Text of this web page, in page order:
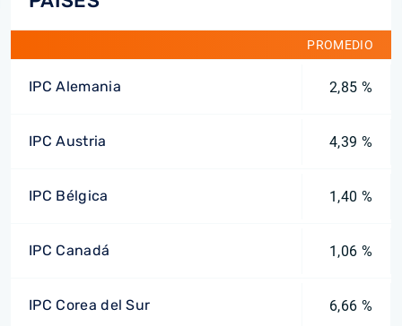
PROMEDIO
IPC Alemania 2,85 %
IPC Austria 4,39 %
IPC Bélgica 1,40 %
IPC Canadá 1,06 %
IPC Corea del Sur 6,66 %